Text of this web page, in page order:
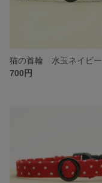
猫の首輪 水玉ネイビー
700円